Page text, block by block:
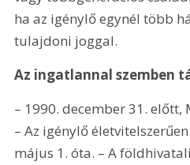
ha az igénylő egynél több
tulajdoni joggal.
Az ingatlannal szemben
– 1990. december 31.
– Az igénylő
május 1. óta. – A